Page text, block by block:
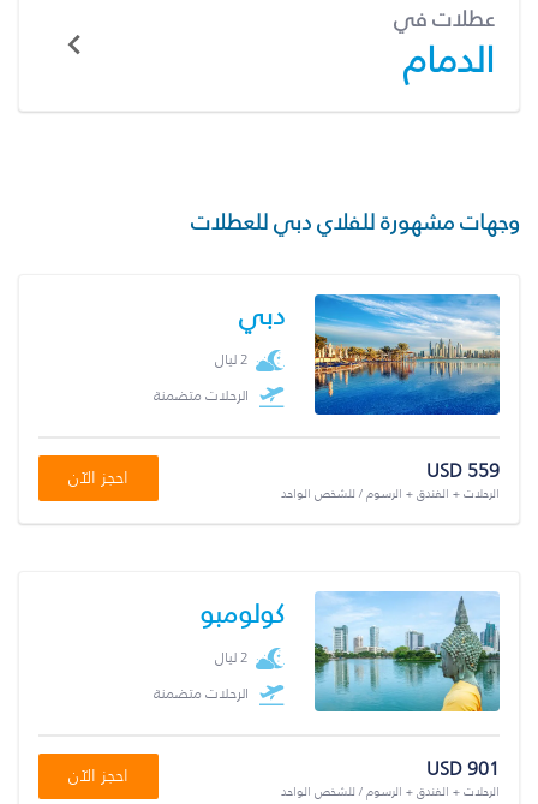
عطلات في
الدمام
وجهات مشهورة للفلاي دبي للعطلات
دبي
2 ليال
الرحلات متضمنة
USD 559
الرحلات + الفندق + الرسوم / للشخص الواحد
احجز الآن
كولومبو
2 ليال
الرحلات متضمنة
USD 901
الرحلات + الفندق + الرسوم / للشخص الواحد
احجز الآن